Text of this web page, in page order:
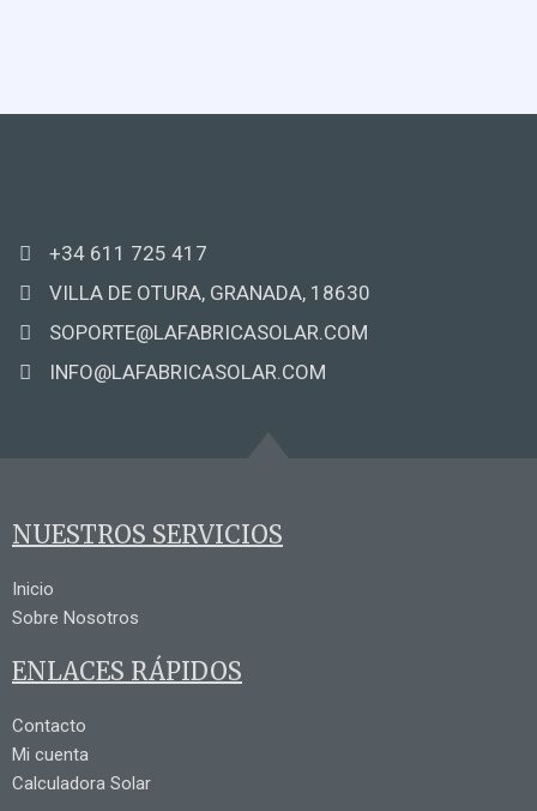
+34 611 725 417
VILLA DE OTURA, GRANADA, 18630
SOPORTE@LAFABRICASOLAR.COM
INFO@LAFABRICASOLAR.COM
NUESTROS SERVICIOS
Inicio
Sobre Nosotros
ENLACES RÁPIDOS
Contacto
Mi cuenta
Calculadora Solar